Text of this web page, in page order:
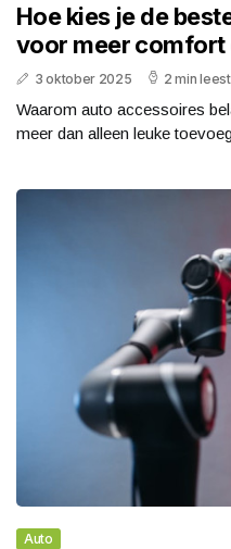
Hoe kies je de
voor meer comfort
3 oktober 2025 2 min
Waarom auto accessoires
meer dan alleen leuke
Auto